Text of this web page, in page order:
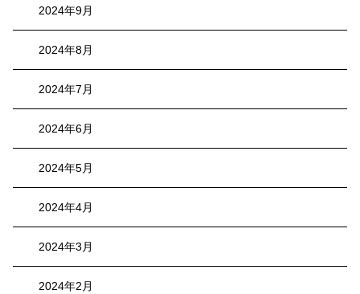
2024年9月
2024年8月
2024年7月
2024年6月
2024年5月
2024年4月
2024年3月
2024年2月